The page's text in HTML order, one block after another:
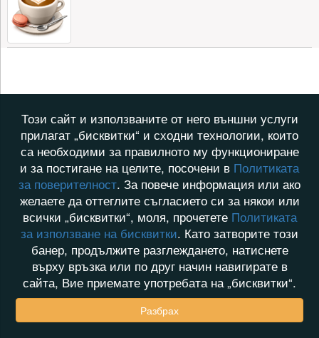
Този сайт и използваните от него външни услуги
прилагат „бисквитки“ и сходни технологии, които
са необходими за правилното му функциониране
и за постигане на целите, посочени в Политиката
за поверителност. За повече информация или ако
желаете да оттеглите съгласието си за някои или
всички „бисквитки“, моля, прочетете Политиката
за използване на бисквитки. Като затворите този
банер, продължите разглеждането, натиснете
върху връзка или по друг начин навигирате в
сайта, Вие приемате употребата на „бисквитки“.
Разбрах